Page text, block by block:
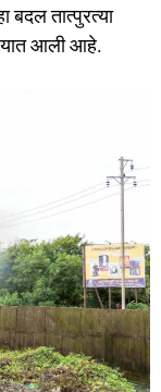
बदल तात्पुरत्या
आली आहे.